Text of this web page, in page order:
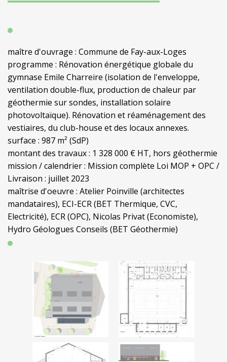
maître d'ouvrage : Commune de Fay-aux-Loges
programme : Rénovation énergétique globale du
gymnase Emile Charreire (isolation de l'enveloppe,
ventilation double-flux, production de chaleur par
géothermie sur sondes, installation solaire
photovoltaïque). Rénovation et réaménagement des
vestiaires, du club-house et des locaux annexes.
surface : 987 m² (SdP)
montant des travaux : 1 328 000 € HT, hors géothermie
mission / calendrier : Mission complète Loi MOP + OPC /
Livraison : juillet 2023
maîtrise d'oeuvre : Atelier Poinville (architectes
mandataires), ECI-ECR (BET Thermique, CVC,
Electricité), ECR (OPC), Nicolas Privat (Economiste),
Hydro Géologues Conseils (BET Géothermie)